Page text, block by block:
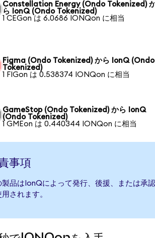
Constellation Energy (Ondo Tokenized)
ら IonQ (Ondo Tokenized)
1 CEGon は 6.0686 IONQon に相当
Figma (Ondo Tokenized) から IonQ (Ondo
Tokenized)
1 FIGon は 0.538374 IONQon に相当
GameStop (Ondo Tokenized) から IonQ
(Ondo Tokenized)
1 GMEon は 0.440344 IONQon に相当
事項
製品はIonQによって発行、後援、または承
用されます。